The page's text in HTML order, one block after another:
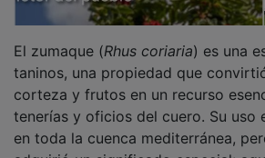
taninos, una propiedad que
corteza y frutos en un recurso
tenerías y oficios del cuero. Su uso
en toda la cuenca mediterránea,
adquirió un significado especial: